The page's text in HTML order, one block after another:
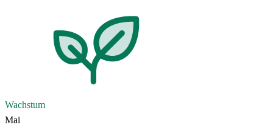
Wachstum
Mai